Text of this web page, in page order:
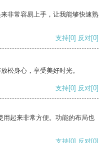
非常容易上手，让我能够快速熟
支持[0] 反对[0]
松身心，享受美好时光。
支持[0] 反对[0]
用起来非常方便。功能的布局也
支持[0] 反对[0]